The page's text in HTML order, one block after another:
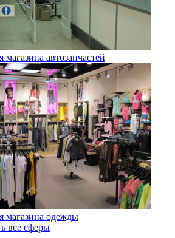
магазина автозапчастей
магазина одежды
все сферы